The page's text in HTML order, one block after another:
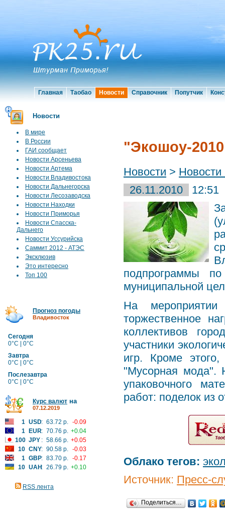
Главная Таобао Новости Справочник Попутчик
Новости
В мире
В России
ГАИ сообщает
Новости Арсеньева
Новости Артема
Новости Владивостока
Новости Дальнегорска
Новости Лесозаводска
Новости Находки
Новости Приморья
Новости Спасска-
Дальнего
Новости Уссурийска
Саммит 2012 - АТЭС
Эксклюзив
Это интересно
Топ 100
Прогноз погоды
Владивосток
Сегодня
0°C | 0°C
Завтра
0°C | 0°C
Послезавтра
0°C | 0°C
Курс валют на
07.12.2019
1 USD: 63.72 р. -0.09
1
EUR: 70.76 р. +0.04
100 JPY : 58.66 р. +0.05
10 CNY: 90.58 р. -0.03
1 GBP: 83.70 р. -0.17
10 UAH: 26.79 р. +0.10
RSS лента
"Экошоу-
Новости > Новости
26.11.2010
12:51
подпрограммы
муниципальной
На мероприятии
торжественное
коллективов
участники
игр. Кроме этого,
"Мусорная мода".
упаковочного
работ: поделок из
Облако тегов:
Источник: Пресс-
Поделиться…